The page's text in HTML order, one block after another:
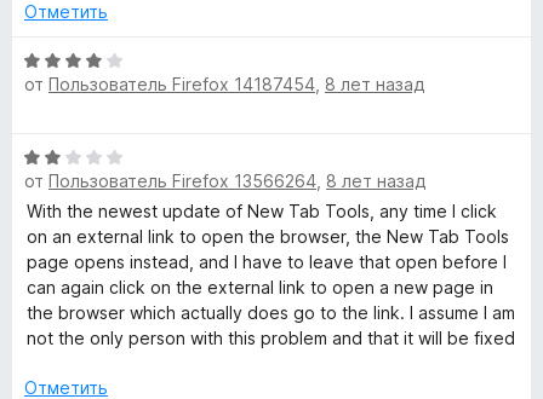
Отметить
О
ц
е
н
о
н
а
4
и
з
от Пользователь Firefox 14187454 8 лет назад
О
ц
е
н
е
н
о
н
2
от Пользователь Firefox 13566264 8 лет назад
With the newest update of New Tab Tools, any time I click
on an external link to open the browser, the New Tab Tools
page opens instead, and I have to leave that open before I
can again click on the external link to open a new page in
the browser which actually does go to the link. I assume I am
not the only person with this problem and that it will be fixed
Отметить